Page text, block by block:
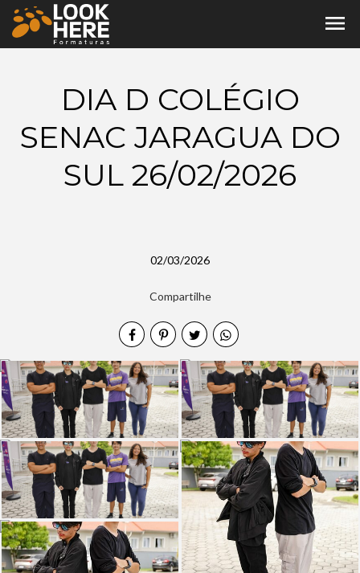
menu
DIA D COLÉGIO
SENAC JARAGUA DO
SUL 26/02/2026
02/03/2026
Compartilhe